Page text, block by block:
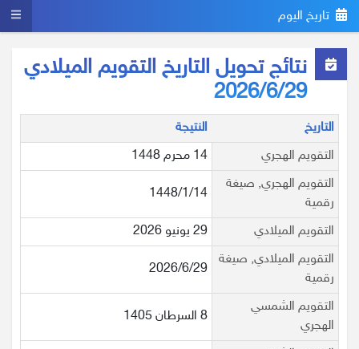
تاريخ اليوم
نتائج تحويل التاريخ التقويم الميلادي
2026/6/29
التاريخ
النتيجة
التقويم الهجري
14 محرم 1448
التقويم الهجري, صيغة
رقمية
1448/1/14
التقويم الميلادي
29 يونيو 2026
التقويم الميلادي, صيغة
رقمية
2026/6/29
التقويم الشمسي
الهجري
8 السرطان 1405